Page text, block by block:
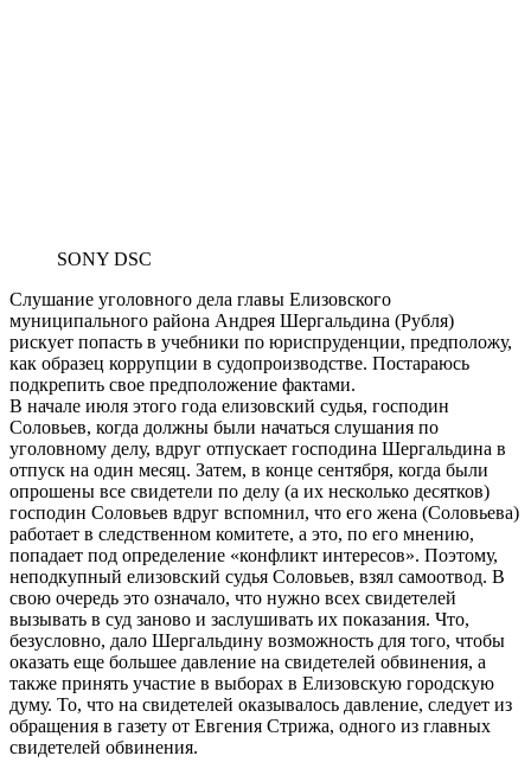
SONY DSC
Слушание уголовного дела главы Елизовского
муниципального района Андрея Шергальдина (Рубля)
рискует попасть в учебники по юриспруденции, предположу,
как образец коррупции в судопроизводстве. Постараюсь
подкрепить свое предположение фактами.
В начале июля этого года елизовский судья, господин
Соловьев, когда должны были начаться слушания по
уголовному делу, вдруг отпускает господина Шергальдина в
отпуск на один месяц. Затем, в конце сентября, когда были
опрошены все свидетели по делу (а их несколько десятков)
господин Соловьев вдруг вспомнил, что его жена (Соловьева)
работает в следственном комитете, а это, по его мнению,
попадает под определение «конфликт интересов». Поэтому,
неподкупный елизовский судья Соловьев, взял самоотвод. В
свою очередь это означало, что нужно всех свидетелей
вызывать в суд заново и заслушивать их показания. Что,
безусловно, дало Шергальдину возможность для того, чтобы
оказать еще большее давление на свидетелей обвинения, а
также принять участие в выборах в Елизовскую городскую
думу. То, что на свидетелей оказывалось давление, следует из
обращения в газету от Евгения Стрижа, одного из главных
свидетелей обвинения.